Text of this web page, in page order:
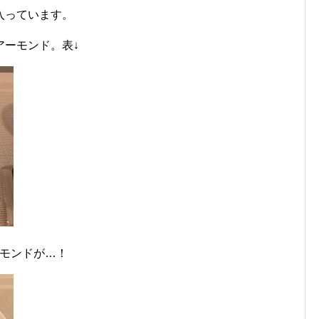
ています。
モンド。表↓
ンドが…！